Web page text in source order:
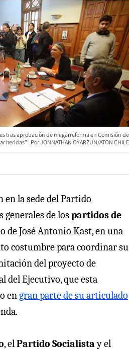
tras aprobación de megarreforma en Comisión de
heridas”
JONNATHAN OYARZUN/ATON CHILE
en la sede del Partido
generales de lospartidos de
de José Antonio Kast, en una
costumbre para coordinar su
del proyecto de
del Ejecutivo, que esta
engran parte de su articulado
, elPartido Socialistay el